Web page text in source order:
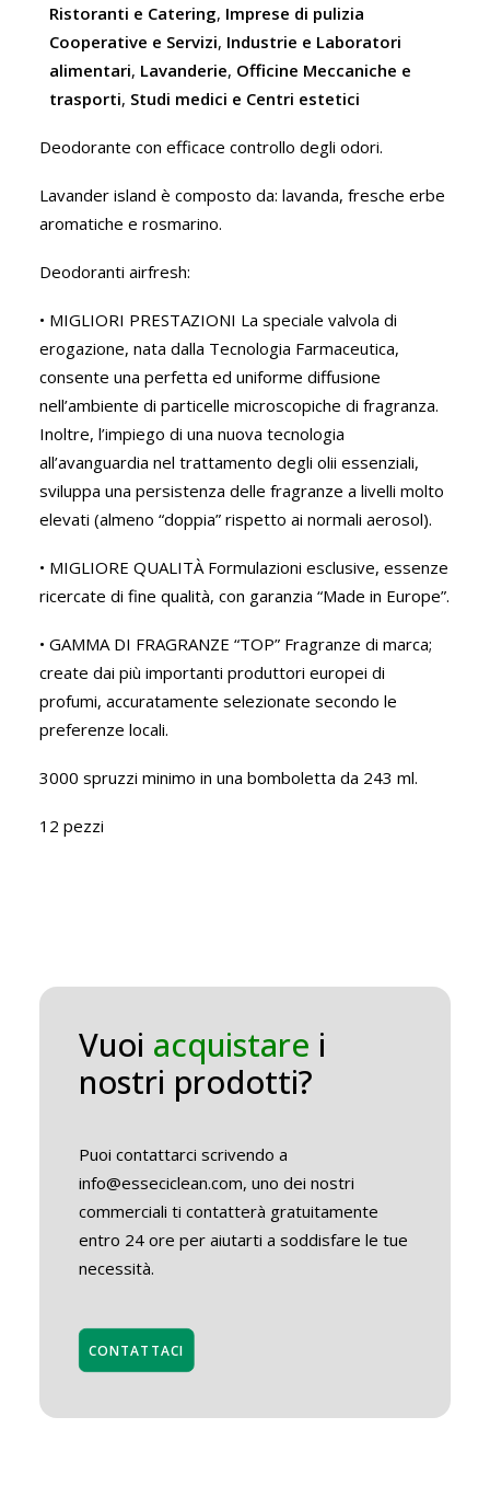
Ristoranti e Catering, Imprese di pulizia
Cooperative e Servizi, Industrie e Laboratori
alimentari, Lavanderie, Officine Meccaniche e
trasporti, Studi medici e Centri estetici
Deodorante con efficace controllo degli odori.
Lavander island è composto da: lavanda, fresche erbe
aromatiche e rosmarino.
Deodoranti airfresh:
• MIGLIORI PRESTAZIONI La speciale valvola di
erogazione, nata dalla Tecnologia Farmaceutica,
consente una perfetta ed uniforme diffusione
nell’ambiente di particelle microscopiche di fragranza.
Inoltre, l’impiego di una nuova tecnologia
all’avanguardia nel trattamento degli olii essenziali,
sviluppa una persistenza delle fragranze a livelli molto
elevati (almeno “doppia” rispetto ai normali aerosol).
• MIGLIORE QUALITÀ Formulazioni esclusive, essenze
ricercate di fine qualità, con garanzia “Made in Europe”.
• GAMMA DI FRAGRANZE “TOP” Fragranze di marca;
create dai più importanti produttori europei di
profumi, accuratamente selezionate secondo le
preferenze locali.
3000 spruzzi minimo in una bomboletta da 243 ml.
12 pezzi
Vuoi acquistare i
nostri prodotti?
Puoi contattarci scrivendo a
info@esseciclean.com, uno dei nostri
commerciali ti contatterà gratuitamente
entro 24 ore per aiutarti a soddisfare le tue
necessità.
CONTATTACI